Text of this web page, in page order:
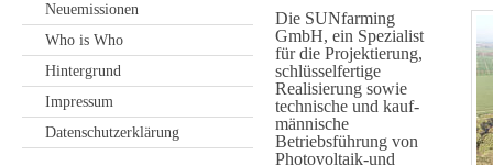
Die SUNfarming
GmbH, ein Spezialist
für die Projektierung,
schlüssel­fertige
Realisierung sowie
technische und kauf­
männische
Betriebsführung von
Photovoltaik-und
Neuemissionen
Who is Who
Hintergrund
Impressum
Datenschutzerklärung